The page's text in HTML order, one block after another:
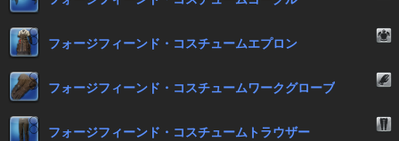
フォージフィーンド・コスチュームエプロン
フォージフィーンド・コスチュームワークグローブ
フォージフィーンド・コスチュームトラウザー